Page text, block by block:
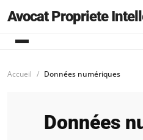
Avocat Propriete
Accueil Données numériques
Données